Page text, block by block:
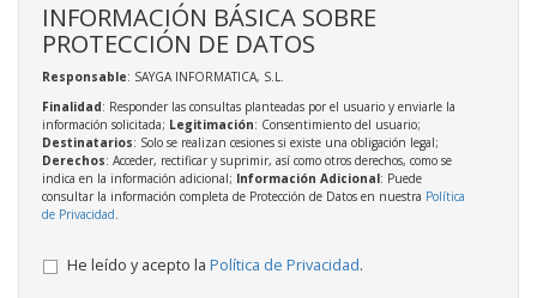
INFORMACIÓN BÁSICA SOBRE
PROTECCIÓN DE DATOS
Responsable: SAYGA INFORMATICA, S.L.
Finalidad: Responder las consultas planteadas por el usuario y enviarle la
información solicitada; Legitimación: Consentimiento del usuario;
Destinatarios: Solo se realizan cesiones si existe una obligación legal;
Derechos: Acceder, rectificar y suprimir, así como otros derechos, como se
indica en la información adicional; Información Adicional: Puede
consultar la información completa de Protección de Datos en nuestra Política
de Privacidad.
He leído y acepto la Política de Privacidad.